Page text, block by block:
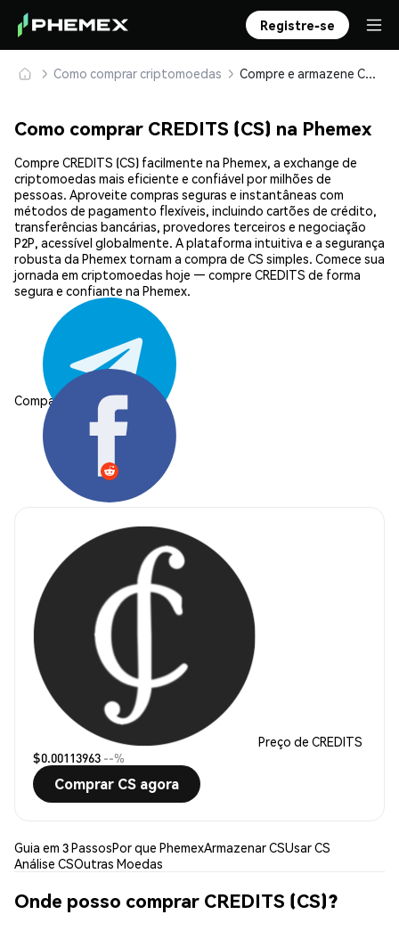
Registre-se
Como comprar criptomoedas Compre e armazene CREDITS (CS) com segurança
Como comprar CREDITS (CS) na Phemex
Compre CREDITS (CS) facilmente na Phemex, a exchange de
criptomoedas mais eficiente e confiável por milhões de
pessoas. Aproveite compras seguras e instantâneas com
métodos de pagamento flexíveis, incluindo cartões de crédito,
transferências bancárias, provedores terceiros e negociação
P2P, acessível globalmente. A plataforma intuitiva e a segurança
robusta da Phemex tornam a compra de CS simples. Comece sua
jornada em criptomoedas hoje — compre CREDITS de forma
segura e confiante na Phemex.
Compartilhar:
Preço de CREDITS
$0.00113963 --%
Comprar CS agora
Guia em 3 PassosPor que PhemexArmazenar CSUsar CS
Análise CSOutras Moedas
Onde posso comprar CREDITS (CS)?